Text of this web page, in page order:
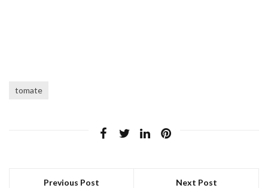
tomate
Previous Post Next Post